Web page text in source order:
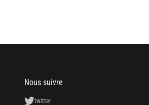
Nous suivre
twitter